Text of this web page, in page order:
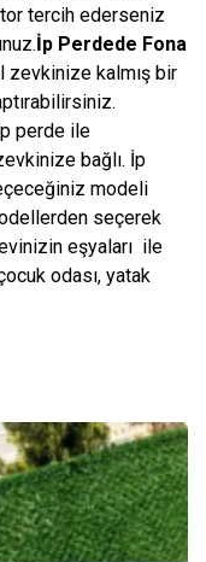
tercih ederseniz
İp Perdede Fona
zevkinize kalmış bir
perde ile
bağlı. İp
modeli
seçerek
eşyaları ile
odası, yatak